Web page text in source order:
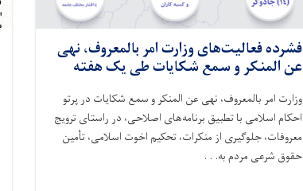
فشرده فعالیت‌های وزارت امر بالمعروف، نهی
عن المنکر و سمع شکایات طی یک هفته
وزارت امر بالمعروف، نهی عن المنکر و سمع شکایات در پرتو
احکام اسلامی با تطبیق برنامه‌های اصلاحی، در راستای ترویج
معروفات، جلوگیری از منکرات، تحکیم اخوت اسلامی، تأمین
حقوق شرعی مردم به. . .